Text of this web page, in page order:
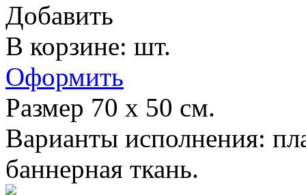
Добавить
В корзине: шт.
Оформить
Размер 70 х 50 см.
Варианты исполнения:
баннерная ткань.